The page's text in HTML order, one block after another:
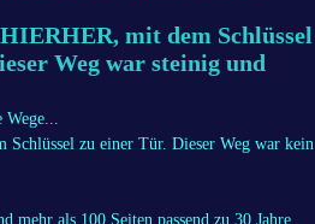
mit dem Schlüssel
Weg war steinig und
Wege...
zu einer Tür. Dieser Weg war kein
mehr als 100 Seiten passend zu 30 Jahre